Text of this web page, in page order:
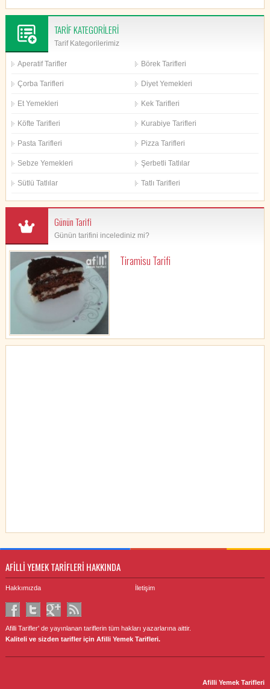
TARİF KATEGORİLERİ
Tarif Kategorilerimiz
Aperatif Tarifler Börek Tarifleri
Çorba Tarifleri Diyet Yemekleri
Et Yemekleri Kek Tarifleri
Köfte Tarifleri Kurabiye Tarifleri
Pasta Tarifleri Pizza Tarifleri
Sebze Yemekleri Şerbetli Tatlılar
Sütlü Tatlılar Tatlı Tarifleri
Günün Tarifi
Günün tarifini incelediniz mi?
Tiramisu Tarifi
AFİLLİ YEMEK TARİFLERİ HAKKINDA
Hakkımızda İletişim
Afilli Tarifler' de yayınlanan tariflerin tüm hakları yazarlarına aittir.
Kaliteli ve sizden tarifler için Afilli Yemek Tarifleri.
Afilli Yemek Tarifleri